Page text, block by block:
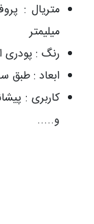
میلیمتر
رنگ : پودری
ابعاد : طبق
کاربری :
و.....